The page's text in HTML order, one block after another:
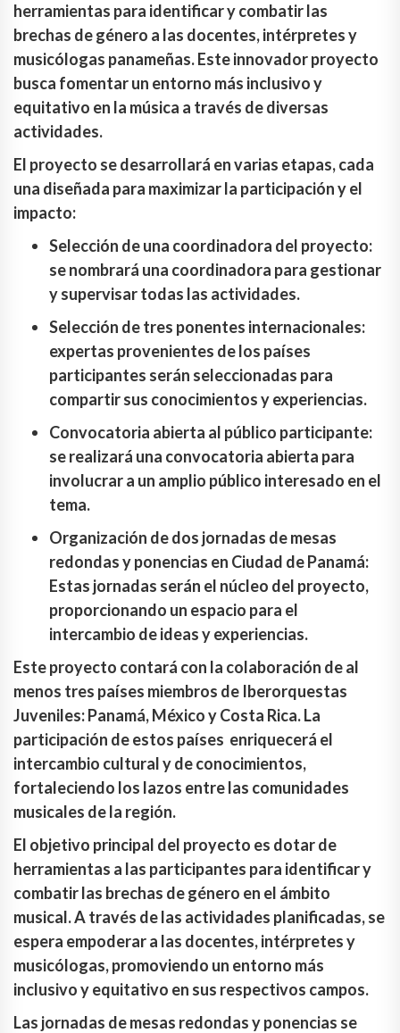
herramientas para identificar y combatir las
brechas de género a las docentes, intérpretes y
musicólogas panameñas. Este innovador proyecto
busca fomentar un entorno más inclusivo y
equitativo en la música a través de diversas
actividades.
El proyecto se desarrollará en varias etapas, cada
una diseñada para maximizar la participación y el
impacto:
Selección de una coordinadora del proyecto:
se nombrará una coordinadora para gestionar
y supervisar todas las actividades.
Selección de tres ponentes internacionales:
expertas provenientes de los países
participantes serán seleccionadas para
compartir sus conocimientos y experiencias.
Convocatoria abierta al público participante:
se realizará una convocatoria abierta para
involucrar a un amplio público interesado en el
tema.
Organización de dos jornadas de mesas
redondas y ponencias en Ciudad de Panamá:
Estas jornadas serán el núcleo del proyecto,
proporcionando un espacio para el
intercambio de ideas y experiencias.
Este proyecto contará con la colaboración de al
menos tres países miembros de Iberorquestas
Juveniles: Panamá, México y Costa Rica. La
participación de estos países enriquecerá el
intercambio cultural y de conocimientos,
fortaleciendo los lazos entre las comunidades
musicales de la región.
El objetivo principal del proyecto es dotar de
herramientas a las participantes para identificar y
combatir las brechas de género en el ámbito
musical. A través de las actividades planificadas, se
espera empoderar a las docentes, intérpretes y
musicólogas, promoviendo un entorno más
inclusivo y equitativo en sus respectivos campos.
Las jornadas de mesas redondas y ponencias se